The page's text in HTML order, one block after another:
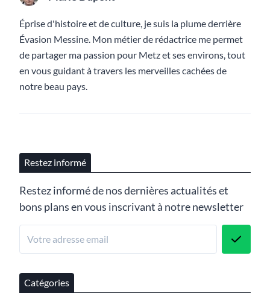
Éprise d'histoire et de culture, je suis la plume derrière
Évasion Messine. Mon métier de rédactrice me permet
de partager ma passion pour Metz et ses environs, tout
en vous guidant à travers les merveilles cachées de
notre beau pays.
Restez informé
Restez informé de nos dernières actualités et
bons plans en vous inscrivant à notre newsletter
Catégories